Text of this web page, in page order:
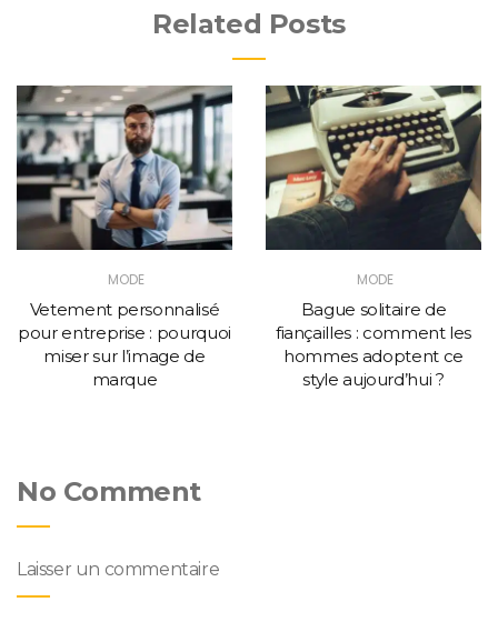
Related Posts
MODE
Vetement personnalisé
pour entreprise : pourquoi
miser sur l’image de
marque
MODE
Bague solitaire de
fiançailles : comment les
hommes adoptent ce
style aujourd’hui ?
No Comment
Laisser un commentaire